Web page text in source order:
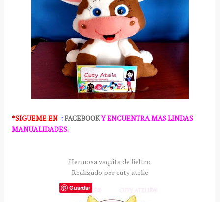
*SÍGUEMEEN :FACEBOOKY ENCUENTRA MÁS LINDAS
MANUALIDADES.
Hermosa vaquita de fieltro
Realizado por cuty atelie
Guardar